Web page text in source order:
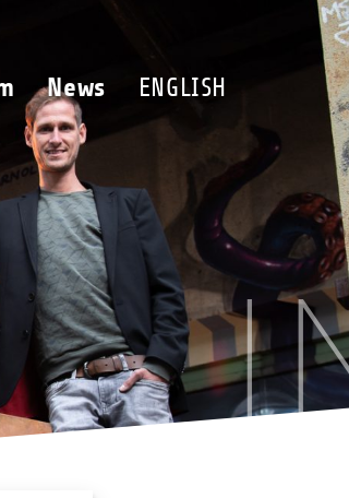
ENGLISH
News ENGLISH